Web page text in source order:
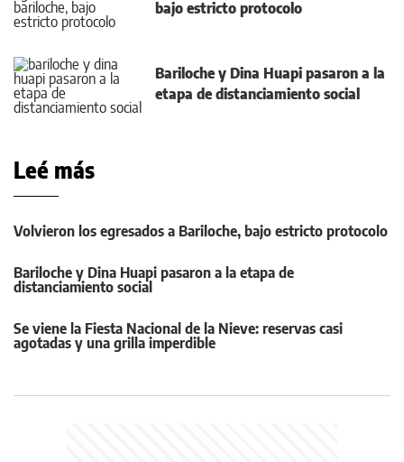
bajo estricto protocolo
Bariloche y Dina Huapi pasaron a la
etapa de distanciamiento social
Leé más
Volvieron los egresados a Bariloche, bajo estricto protocolo
Bariloche y Dina Huapi pasaron a la etapa de
distanciamiento social
Se viene la Fiesta Nacional de la Nieve: reservas casi
agotadas y una grilla imperdible